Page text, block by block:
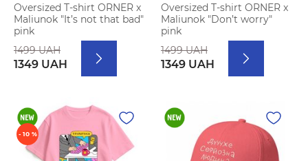
Oversized T-shirt ORNER x
Maliunok "It’s not that bad"
pink
1499 UAH
1349 UAH
Oversized T-shirt ORNER x
Maliunok "Don’t worry"
pink
1499 UAH
1349 UAH
- 10 %